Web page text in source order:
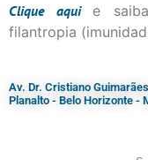
Cliqueaqui
e
filantropia
Av. Dr. Cristiano
Planalto - Belo Horizonte -